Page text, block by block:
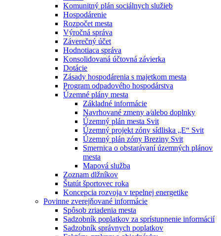
Komunitný plán sociálnych služieb
Hospodárenie
Rozpočet mesta
Výročná správa
Záverečný účet
Hodnotiaca správa
Konsolidovaná účtovná závierka
Dotácie
Zásady hospodárenia s majetkom mesta
Program odpadového hospodárstva
Územné plány mesta
Základné informácie
Navrhované zmeny a⁄alebo doplnky
Územný plán mesta Svit
Územný projekt zóny sídliska „E“ Svit
Územný plán zóny Breziny Svit
Smernica o obstarávaní územných plánov
mesta
Mapová služba
Zoznam dlžníkov
Štatút športovec roka
Koncepcia rozvoja v tepelnej energetike
Povinne zverejňované informácie
Spôsob zriadenia mesta
Sadzobník poplatkov za sprístupnenie informácií
Sadzobník správnych poplatkov